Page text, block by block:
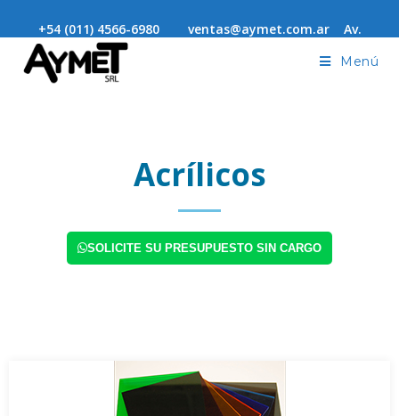
+54 (011) 4566-6980 ventas@aymet.com.ar Av.
Alvarez Jonte 4278 Capital Federal - Envíos a todo el país
Menú
Acrílicos
SOLICITE SU PRESUPUESTO SIN CARGO